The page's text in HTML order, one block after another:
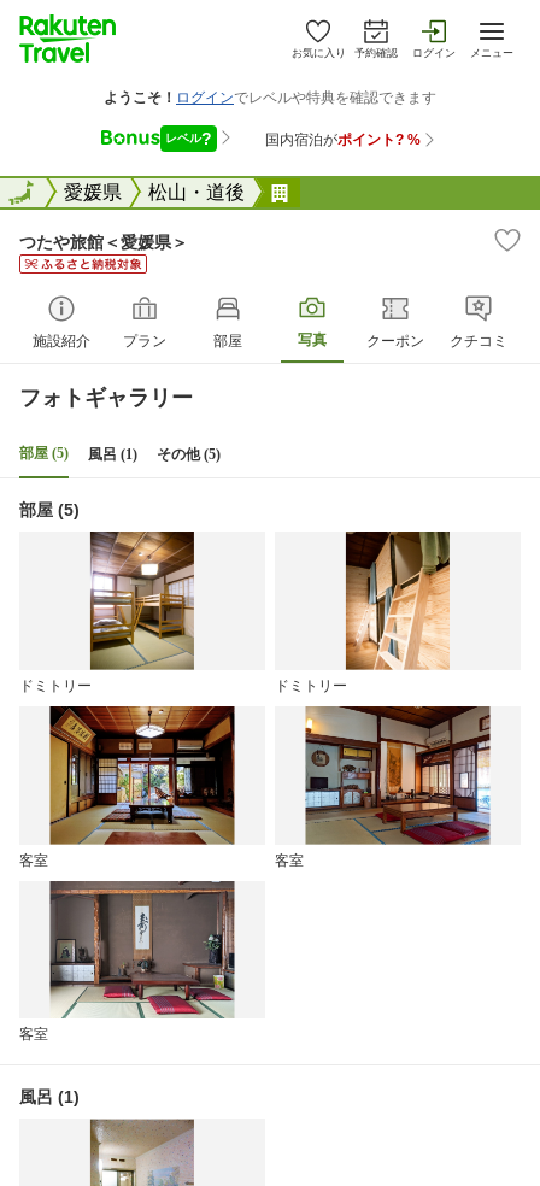
お気に入り 予約確認 ログイン メニュー
全国愛媛県 松山・道後
全国
つたや旅館＜愛媛県＞
施設紹介 プラン 部屋 写真 クーポン クチコミ
フォトギャラリー
部屋 (5) 風呂 (1) その他 (5)
部屋 (5)
ドミトリー ドミトリー
客室 客室
客室
風呂 (1)